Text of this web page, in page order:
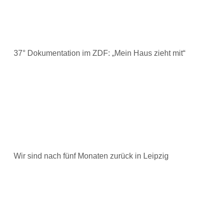
37° Dokumentation im ZDF: „Mein Haus zieht mit“
Wir sind nach fünf Monaten zurück in Leipzig